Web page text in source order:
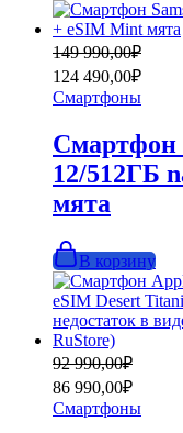
149 990,00₽
Первоначальная
цена
составляла
149
124 490,00₽
Текущая
цена:
124
490,00₽.
Смартфоны
Смартфон
12/512ГБ
мята
В корзину
92 990,00₽
Первоначальная
цена
составляла
92
86 990,00₽
Текущая
цена:
86
990,00₽.
Смартфоны